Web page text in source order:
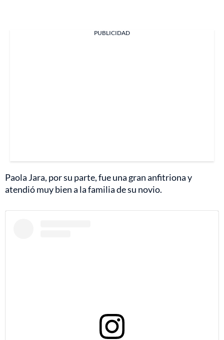
PUBLICIDAD
Paola Jara, por su parte, fue una gran anfitriona y
atendió muy bien a la familia de su novio.